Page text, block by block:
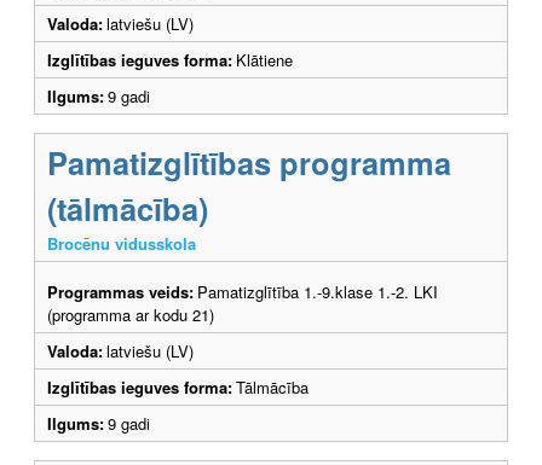
Valoda:latviešu (LV)
Izglītības ieguves forma: Klātiene
Ilgums:9 gadi
Pamatizglītības programma
(tālmācība)
Brocēnu vidusskola
Programmas veids: Pamatizglītība 1.-9.klase 1.-2. LKI
(programma ar kodu 21)
Valoda:latviešu (LV)
Izglītības ieguves forma:Tālmācība
Ilgums:9 gadi